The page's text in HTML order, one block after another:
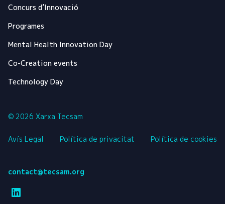
Concurs d’Innovació
Programes
Mental Health Innovation Day
Co-Creation events
Technology Day
© 2026 Xarxa Tecsam
Avís Legal Política de privacitat Política de cookies
contact@tecsam.org